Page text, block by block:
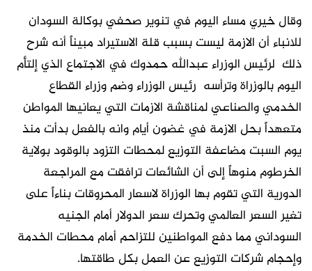
وقال خيري مساء اليوم في تنوير صحفي بوكالة السودان
للانباء أن الازمة ليست بسبب قلة الاستيراد مبيناً أنه شرح
ذلك لرئيس الوزراء عبدالله حمدوك في الاجتماع الذي إلتأم
اليوم بالوزراة وترأسه رئيس الوزراء وضم وزراء القطاع
الخدمي والصناعي لمناقشة الازمات التي يعانيها المواطن
متعهداً بحل الازمة في غضون أيام وانه بالفعل بدأت منذ
يوم السبت مضاعفة التوزيع لمحطات التزود بالوقود بولاية
الخرطوم منوهاً إلى أن الشائعات ترافقت مع المراجعة
الدورية التي تقوم بها الوزراة لاسعار المحروقات بناءاً على
تغير السعر العالمي وتحرك سعر الدولار أمام الجنيه
السوداني مما دفع المواطنين للتزاحم أمام محطات الخدمة
وإحجام شركات التوزيع عن العمل بكل طاقتها.